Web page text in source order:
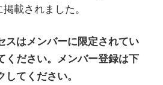
載されました。
スはメンバーに限定されてい
ください。メンバー登録は下
てください。